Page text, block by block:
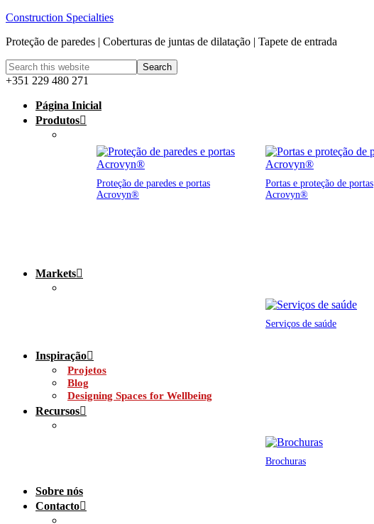
Construction Specialties
Proteção de paredes | Coberturas de juntas de dilatação | Tapete de entrada
+351 229 480 271
Página Inicial
Produtos
Proteção de paredes e portas
Acrovyn®
Portas e proteção de portas
Acrovyn®
Markets
Serviços de saúde
Inspiração
Projetos
Blog
Designing Spaces for Wellbeing
Recursos
Brochuras
Sobre nós
Contacto